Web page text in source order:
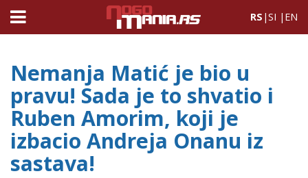
RS |SI | EN
Nemanja Matić je bio u
pravu! Sada je to shvatio i
Ruben Amorim, koji je
izbacio Andreja Onanu iz
sastava!